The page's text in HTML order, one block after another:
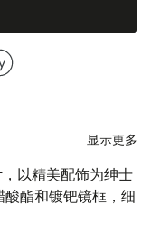
显示更多
以精美配饰为绅士
酯和镀钯镜框，细